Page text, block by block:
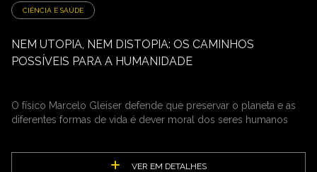
CIÊNCIA E SAÚDE
NEM UTOPIA, NEM DISTOPIA: OS CAMINHOS
POSSÍVEIS PARA A HUMANIDADE
O físico Marcelo Gleiser defende que preservar o planeta e as
diferentes formas de vida é dever moral dos seres humanos
VER EM DETALHES